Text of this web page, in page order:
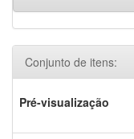
Conjunto de itens:
Pré-visualização